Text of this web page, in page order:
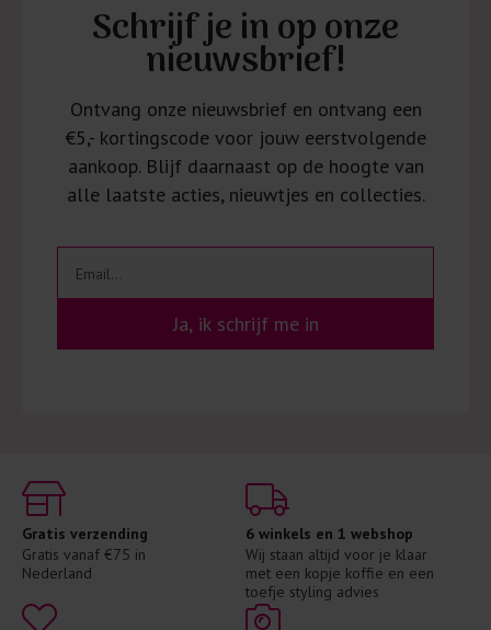
Schrijf je in op onze
nieuwsbrief!
Ontvang onze nieuwsbrief en ontvang een
€5,- kortingscode voor jouw eerstvolgende
aankoop. Blijf daarnaast op de hoogte van
alle laatste acties, nieuwtjes en collecties.
Ja, ik schrijf me in
Gratis verzending
Gratis vanaf €75 in
Nederland
6 winkels en 1 webshop
Wij staan altijd voor je klaar
met een kopje koffie en een
toefje styling advies